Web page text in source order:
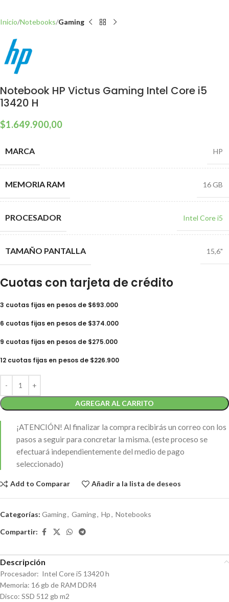
Inicio Notebooks Gaming
Notebook HP Victus Gaming Intel Core i5
13420 H
$1.649.900,00
MARCA HP
MEMORIA RAM 16 GB
PROCESADOR Intel Core i5
TAMAÑO PANTALLA 15,6"
Cuotas con tarjeta de crédito
3 cuotas fijas en pesos de $693.000
6 cuotas fijas en pesos de $374.000
9 cuotas fijas en pesos de $275.000
12 cuotas fijas en pesos de $226.900
AGREGAR AL CARRITO
¡ATENCIÓN! Al finalizar la compra recibirás un correo con los
pasos a seguir para concretar la misma. (este proceso se
efectuará independientemente del medio de pago
seleccionado)
Add to Comparar Añadir a la lista de deseos
Categorías: Gaming, Gaming, Hp, Notebooks
Compartir:
Descripción
Procesador: Intel Core i5 13420 h
Memoria: 16 gb de RAM DDR4
Disco: SSD 512 gb m2